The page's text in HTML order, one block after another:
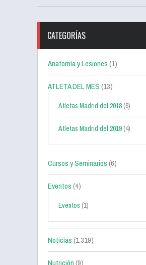
CATEGORÍAS
Anatomía y Lesiones(1)
ATLETA DEL MES(13)
Atletas Madrid del 2018 (6)
Atletas Madrid del 2019 (4)
Cursos y Seminarios(6)
Eventos(4)
Eventos (1)
Noticias(1.319)
Nutrición(9)